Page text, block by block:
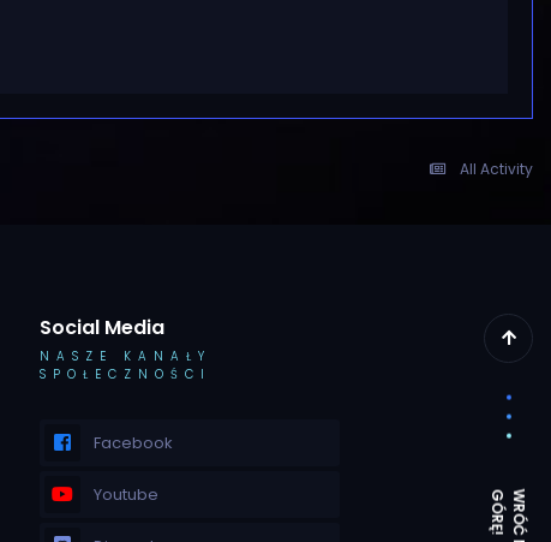
All Activity
Social Media
NASZE KANAŁY
SPOŁECZNOŚCI
Facebook
Youtube